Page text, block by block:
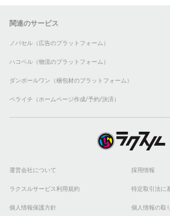
関連のサービス
ノバセル（広告のプラットフォーム）
ハコベル（物流のプラットフォーム）
ダンボールワン（梱包材のプラットフォーム）
ペライチ（ホームページ作成/予約/決済）
運営会社について 採用情報
ラクスルサービス利用規約 特定取引法に
個人情報保護方針 個人情報の取